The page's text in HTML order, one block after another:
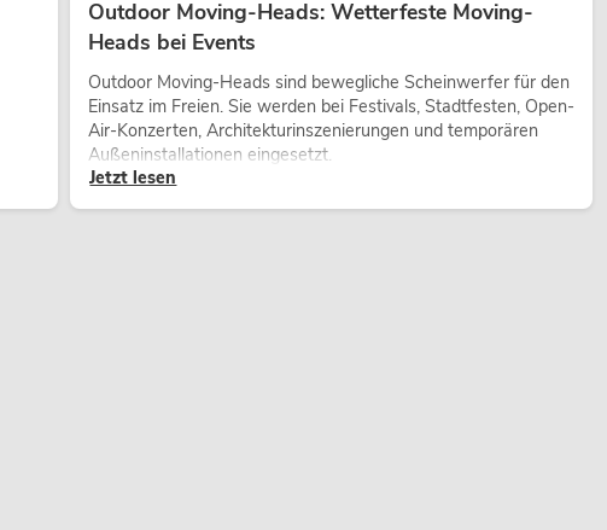
Outdoor Moving-Heads: Wetterfeste Moving-
Heads bei Events
Outdoor Moving-Heads sind bewegliche Scheinwerfer für den
Einsatz im Freien. Sie werden bei Festivals, Stadtfesten, Open-
Air-Konzerten, Architekturinszenierungen und temporären
Außeninstallationen eingesetzt.
Jetzt lesen